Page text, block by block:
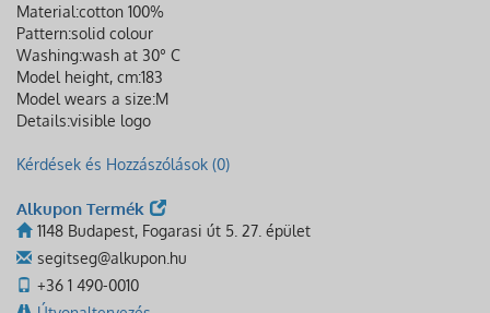
Material:cotton 100%
Pattern:solid colour
Washing:wash at 30° C
Model height, cm:183
Model wears a size:M
Details:visible logo
Kérdések és Hozzászólások (0)
Alkupon Termék
1148 Budapest, Fogarasi út 5. 27. épület
segitseg@alkupon.hu
+36 1 490-0010